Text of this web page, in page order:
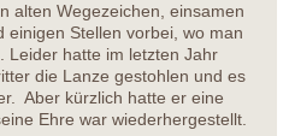
alten Wegezeichen, einsamen
einigen Stellen vorbei, wo man
Leider hatte im letzten Jahr
die Lanze gestohlen und es
Aber kürzlich hatte er eine
Ehre war wiederhergestellt.